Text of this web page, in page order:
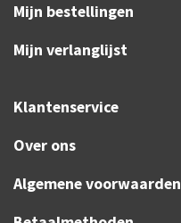
Mijn bestellingen
Mijn verlanglijst
Klantenservice
Over ons
Algemene voorwaarden